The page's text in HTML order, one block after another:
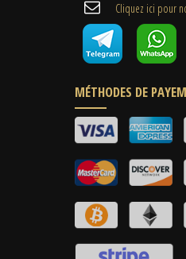
Cliquez ici pour
MÉTHODES DE